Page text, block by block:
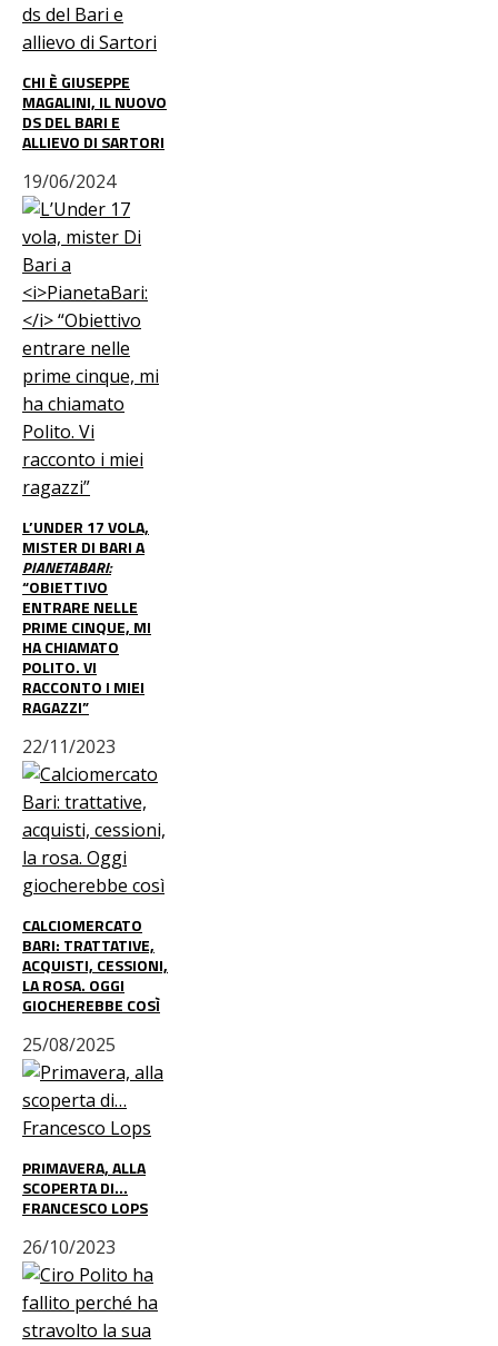
CHI È GIUSEPPE
MAGALINI, IL NUOVO
DS DEL BARI E
ALLIEVO DI SARTORI
19/06/2024
L’UNDER 17 VOLA,
MISTER DI BARI A
PIANETABARI:
“OBIETTIVO
ENTRARE NELLE
PRIME CINQUE, MI
HA CHIAMATO
POLITO. VI
RACCONTO I MIEI
RAGAZZI”
22/11/2023
CALCIOMERCATO
BARI: TRATTATIVE,
ACQUISTI, CESSIONI,
LA ROSA. OGGI
GIOCHEREBBE COSÌ
25/08/2025
PRIMAVERA, ALLA
SCOPERTA DI…
FRANCESCO LOPS
26/10/2023